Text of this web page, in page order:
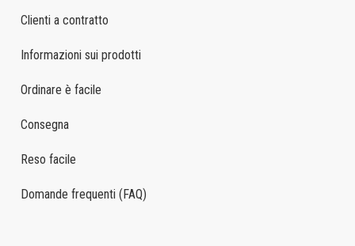
Clienti a contratto
Informazioni sui prodotti
Ordinare è facile
Consegna
Reso facile
Domande frequenti (FAQ)